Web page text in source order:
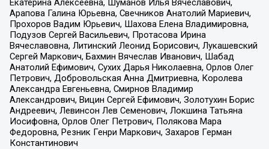
Екатерина Алексеевна, Шуманов Илья Вячеславович,
Арапова Галина Юрьевна, Свечников Анатолий Мариевич,
Прохоров Вадим Юрьевич, Шахова Елена Владимировна,
Подузов Сергей Васильевич, Протасова Ирина
Вячеславовна, Литинский Леонид Борисович, Лукашевский
Сергей Маркович, Бахмин Вячеслав Иванович, Шабад
Анатолий Ефимович, Сухих Дарья Николаевна, Орлов Олег
Петрович, Добровольская Анна Дмитриевна, Королева
Александра Евгеньевна, Смирнов Владимир
Александрович, Вицин Сергей Ефимович, Золотухин Борис
Андреевич, Левинсон Лев Семенович, Локшина Татьяна
Иосифовна, Орлов Олег Петрович, Полякова Мара
Федоровна, Резник Генри Маркович, Захаров Герман
Константинович